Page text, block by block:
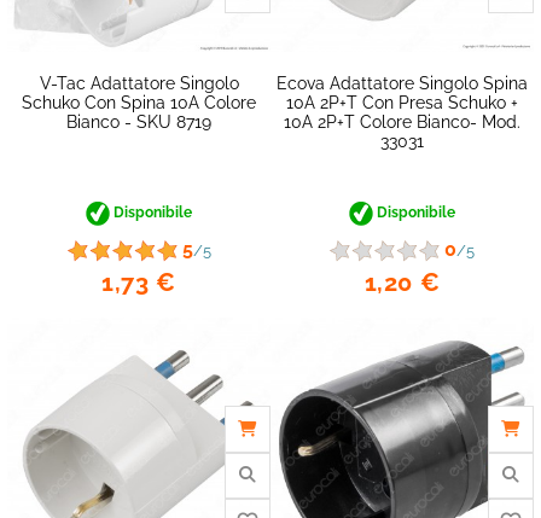
V-Tac Adattatore Singolo
Schuko Con Spina 10A Colore
Bianco - SKU 8719
Disponibile
5/5
1,73 €
Ecova Adattatore Singolo Spina
10A 2P+T Con Presa Schuko +
10A 2P+T Colore Bianco- Mod.
33031
Disponibile
0/5
1,20 €